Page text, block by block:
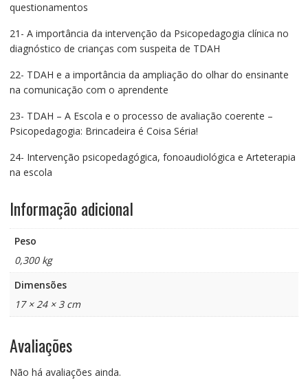
questionamentos
21- A importância da intervenção da Psicopedagogia clínica no
diagnóstico de crianças com suspeita de TDAH
22- TDAH e a importância da ampliação do olhar do ensinante
na comunicação com o aprendente
23- TDAH – A Escola e o processo de avaliação coerente –
Psicopedagogia: Brincadeira é Coisa Séria!
24- Intervenção psicopedagógica, fonoaudiológica e Arteterapia
na escola
Informação adicional
Peso
0,300 kg
Dimensões
17 × 24 × 3 cm
Avaliações
Não há avaliações ainda.